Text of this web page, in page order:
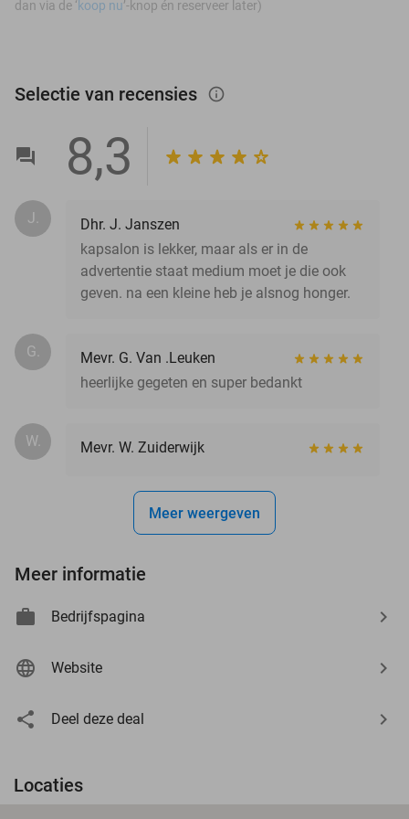
dan via de ‘koop nu’-knop én reserveer later)
Selectie van recensies info_outlined
8,3
J.
Dhr. J. Janszen
kapsalon is lekker, maar als er in de
advertentie staat medium moet je die ook
geven. na een kleine heb je alsnog honger.
G.
Mevr. G. Van .Leuken
heerlijke gegeten en super bedankt
W. Mevr. W. Zuiderwijk
Meer weergeven
Meer informatie
Bedrijfspagina
Website
Deel deze deal
Locaties